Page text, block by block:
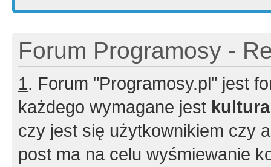
Forum Programosy -
1. Forum "Programosy.pl" jest
każdego wymagane jest
czy jest się użytkownikiem czy
post ma na celu wyśmiewanie